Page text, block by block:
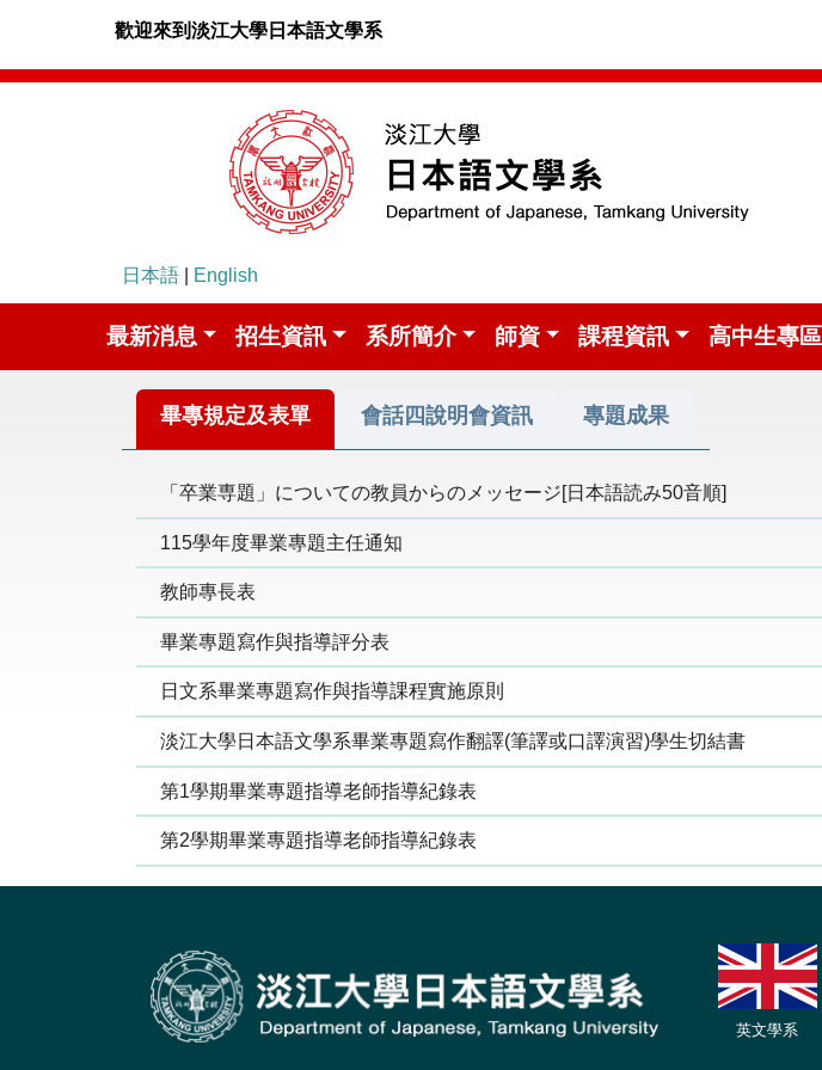
歡迎來到淡江大學日本語文學系
日本語 English
最新消息 招生資訊 系所簡介 師資 課程資訊 高中生專區
畢專規定及表單 會話四說明會資訊 專題成果
「卒業専題」についての教員からのメッセージ[日本語読み50音順]
115學年度畢業專題主任通知
教師專長表
畢業專題寫作與指導評分表
日文系畢業專題寫作與指導課程實施原則
淡江大學日本語文學系畢業專題寫作翻譯(筆譯或口譯演習)學生切結書
第1學期畢業專題指導老師指導紀錄表
第2學期畢業專題指導老師指導紀錄表
英文學系